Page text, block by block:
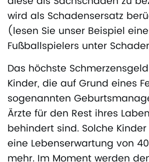
wird als Schadensersatz
(lesen Sie unser Beispiel
Fußballspielers unter
Das höchste
Kinder, die auf Grund eines
sogenannten
Ärzte für den Rest ihres
behindert sind. Solche
eine Lebenserwartung von
mehr. Im Moment werden